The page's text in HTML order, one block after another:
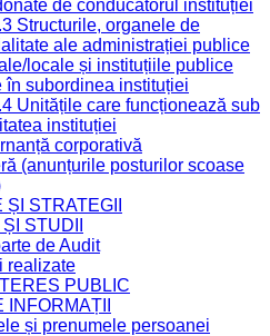
de conducătorul instituției
Structurile, organele de
ale administrației publice
locale și instituțiile publice
în subordinea instituției
Unitățile care funcționează sub
instituției
corporativă
(anunțurile posturilor scoase
STRATEGII
STUDII
de Audit
realizate
PUBLIC
și prenumele persoanei